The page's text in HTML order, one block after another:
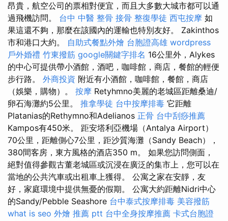
昂貴，航空公司的票相對便宜，而且大多數大城市都可以通
過飛機訪問。 台中 中醫 整骨 接骨 整復學徒 西屯按摩 如
果這還不夠，那麼在該國內的運輸也特別友好。 Zakinthos
市和港口大約。 自助式餐點外燴 台胞證高雄 wordpress
戶外婚禮 竹東撥筋 google關鍵字排名 16公里外，Alykes
的中心可提供帶小酒館，酒吧，咖啡館，商店，餐館的輕便
步行路。 外商投資 附近有小酒館，咖啡館，餐館，商店
（娛樂，購物）。 按摩 Retyhmno美麗的老城區距離桑迪/
卵石海灘約5公里。 推拿學徒 台中按摩排毒 它距離
Platanias的Rethymno和Adelianos 正骨 台中刮痧推薦
Kampos有450米。 距安塔利亞機場（Antalya Airport）
70公里，距離側心7公里，距沙質海灘（Sandy Beach），
380間客房，東方風格的酒店350 m。 如果您訪問側面，
絕對值得參觀古董老城區或沉浸在廣泛的集市上，您可以在
當地的公共汽車或出租車上獲得。 公寓之家在安靜，友
好，家庭環境中提供無憂的假期。 公寓大約距離Nidri中心
的Sandy/Pebble Seashore 台中泰式按摩排毒 美容撥筋
what is seo 外燴 推薦 ptt 台中全身按摩推薦 卡式台胞證